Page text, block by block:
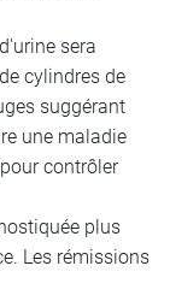
sera
cylindres de
suggérant
une maladie
contrôler
plus
Les rémissions